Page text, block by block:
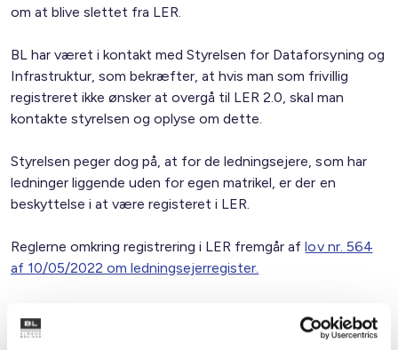
om at blive slettet fra LER.
BL har været i kontakt med Styrelsen for Dataforsyning og
Infrastruktur, som bekræfter, at hvis man som frivillig
registreret ikke ønsker at overgå til LER 2.0, skal man
kontakte styrelsen og oplyse om dette.
Styrelsen peger dog på, at for de ledningsejere, som har
ledninger liggende uden for egen matrikel, er der en
beskyttelse i at være registeret i LER.
Reglerne omkring registrering i LER fremgår aflov nr. 564
af 10/05/2022 om ledningsejerregister.
Med venlig hilsen